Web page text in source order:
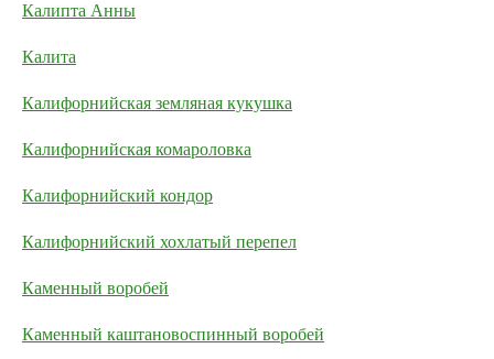
Калипта Анны
Калита
Калифорнийская земляная кукушка
Калифорнийская комароловка
Калифорнийский кондор
Калифорнийский хохлатый перепел
Каменный воробей
Каменный каштановоспинный воробей